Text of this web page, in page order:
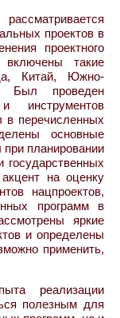
проектов в
проектного
такие
Китай, Южно-
Был проведен
инструментов
в перечисленных
основные
планировании
государственных
на оценку
нацпроектов,
программ в
яркие
и определены
применить,
реализации
полезным для